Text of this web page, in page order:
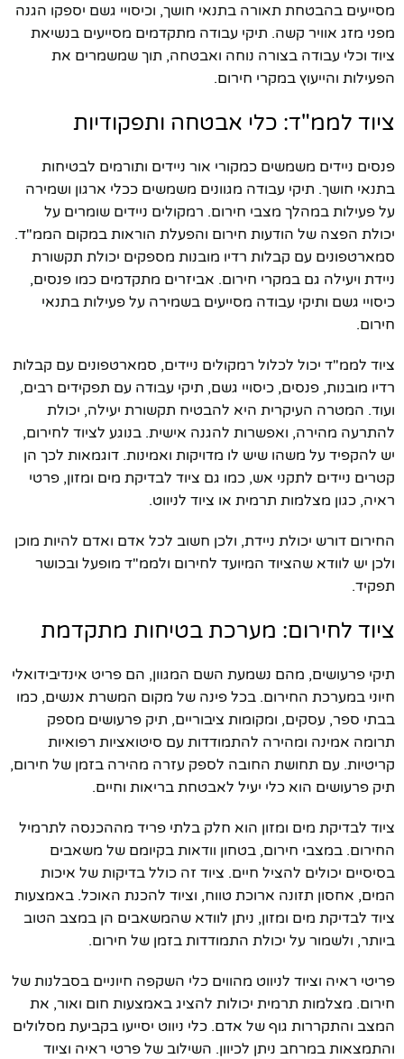
מסייעים בהבטחת תאורה בתנאי חושך, וכיסויי גשם יספקו הגנה
מפני מזג אוויר קשה. תיקי עבודה מתקדמים מסייעים בנשיאת
ציוד וכלי עבודה בצורה נוחה ואבטחה, תוך שמשמרים את
הפעילות והייעוץ במקרי חירום.
ציוד לממ"ד: כלי אבטחה ותפקודיות
פנסים ניידים משמשים כמקורי אור ניידים ותורמים לבטיחות
בתנאי חושך. תיקי עבודה מגוונים משמשים ככלי ארגון ושמירה
על פעילות במהלך מצבי חירום. רמקולים ניידים שומרים על
יכולת הפצה של הודעות חירום והפעלת הוראות במקום הממ"ד.
סמארטפונים עם קבלות רדיו מובנות מספקים יכולת תקשורת
ניידת ויעילה גם במקרי חירום. אביזרים מתקדמים כמו פנסים,
כיסויי גשם ותיקי עבודה מסייעים בשמירה על פעילות בתנאי
חירום.
ציוד לממ"ד יכול לכלול רמקולים ניידים, סמארטפונים עם קבלות
רדיו מובנות, פנסים, כיסויי גשם, תיקי עבודה עם תפקידים רבים,
ועוד. המטרה העיקרית היא להבטיח תקשורת יעילה, יכולת
להתרעה מהירה, ואפשרות להגנה אישית. בנוגע לציוד לחירום,
יש להקפיד על משהו שיש לו מדויקות ואמינות. דוגמאות לכך הן
קטרים ניידים לתקני אש, כמו גם ציוד לבדיקת מים ומזון, פרטי
ראיה, כגון מצלמות תרמית או ציוד לניווט.
החירום דורש יכולת ניידת, ולכן חשוב לכל אדם ואדם להיות מוכן
ולכן יש לוודא שהציוד המיועד לחירום ולממ"ד מופעל ובכושר
תפקיד.
ציוד לחירום: מערכת בטיחות מתקדמת
תיקי פרעושים, מהם נשמעת השם המגוון, הם פריט אינדיבידואלי
חיוני במערכת החירום. בכל פינה של מקום המשרת אנשים, כמו
בבתי ספר, עסקים, ומקומות ציבוריים, תיק פרעושים מספק
תרומה אמינה ומהירה להתמודדות עם סיטואציות רפואיות
קריטיות. עם תחושת החובה לספק עזרה מהירה בזמן של חירום,
תיק פרעושים הוא כלי יעיל לאבטחת בריאות וחיים.
ציוד לבדיקת מים ומזון הוא חלק בלתי פריד מההכנסה לתרמיל
החירום. במצבי חירום, בטחון וודאות בקיומם של משאבים
בסיסיים יכולים להציל חיים. ציוד זה כולל בדיקות של איכות
המים, אחסון תזונה ארוכת טווח, וציוד להכנת האוכל. באמצעות
ציוד לבדיקת מים ומזון, ניתן לוודא שהמשאבים הן במצב הטוב
ביותר, ולשמור על יכולת התמודדות בזמן של חירום.
פריטי ראיה וציוד לניווט מהווים כלי השקפה חיוניים בסבלנות של
חירום. מצלמות תרמית יכולות להציג באמצעות חום ואור, את
המצב והתקררות גוף של אדם. כלי ניווט יסייעו בקביעת מסלולים
והתמצאות במרחב ניתן לכיוון. השילוב של פרטי ראיה וציוד